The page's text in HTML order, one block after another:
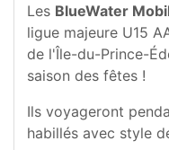
Les BlueWater
ligue majeure U15
de l'Île-du-Prince-
saison des fêtes !
Ils voyageront
habillés avec style